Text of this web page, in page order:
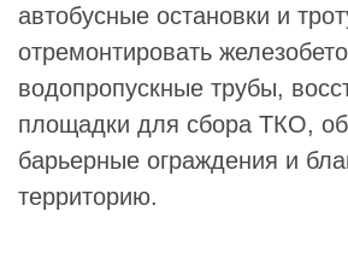
автобусные остановки и
отремонтировать
водопропускные трубы,
площадки для сбора ТКО,
барьерные ограждения и
территорию.